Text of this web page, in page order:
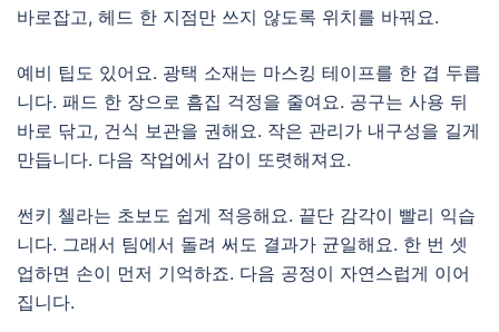
바로잡고, 헤드 한 지점만 쓰지 않도록 위치를 바꿔요.
예비 팁도 있어요. 광택 소재는 마스킹 테이프를 한 겹 두릅
니다. 패드 한 장으로 흠집 걱정을 줄여요. 공구는 사용 뒤
바로 닦고, 건식 보관을 권해요. 작은 관리가 내구성을 길게
만듭니다. 다음 작업에서 감이 또렷해져요.
썬키 첼라는 초보도 쉽게 적응해요. 끝단 감각이 빨리 익습
니다. 그래서 팀에서 돌려 써도 결과가 균일해요. 한 번 셋
업하면 손이 먼저 기억하죠. 다음 공정이 자연스럽게 이어
집니다.